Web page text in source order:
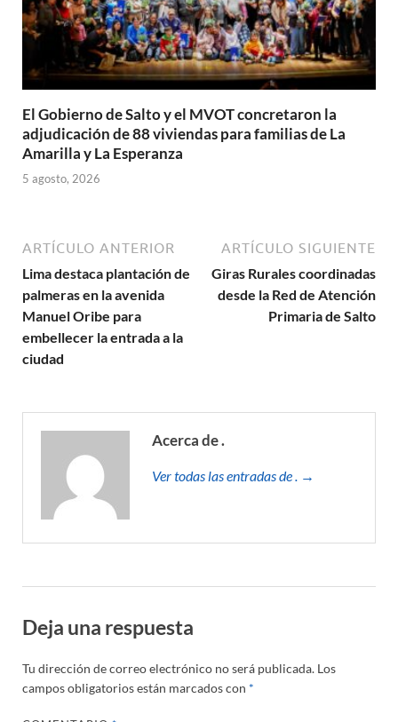
El Gobierno de Salto y el MVOT concretaron la
adjudicación de 88 viviendas para familias de La
Amarilla y La Esperanza
5 agosto, 2026
ARTÍCULO ANTERIOR
Lima destaca plantación de
palmeras en la avenida
Manuel Oribe para
embellecer la entrada a la
ciudad
ARTÍCULO SIGUIENTE
Giras Rurales coordinadas
desde la Red de Atención
Primaria de Salto
Acerca de .
Ver todas las entradas de . →
Deja una respuesta
Tu dirección de correo electrónico no será publicada. Los
campos obligatorios están marcados con *